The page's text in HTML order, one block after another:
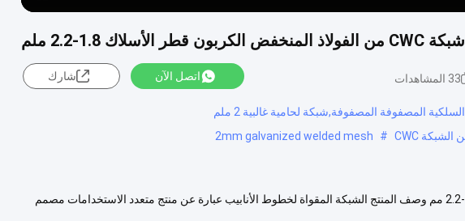
شبكة CWC من الفولاذ المنخفض الكربون قطر الأسلاك 1.8-2.2 ملم
33 المشاهدات اتصل الآن شارك
#
2mm galvanized welded mesh
شبكة CWC من الفولاذ منخفض الكربون بقطر سلك 1.8-2.2 مم وصف المنتج الشبكة المقواة لخطوط الأنابيب عبارة عن منتج متعدد الاستخدامات مصمم